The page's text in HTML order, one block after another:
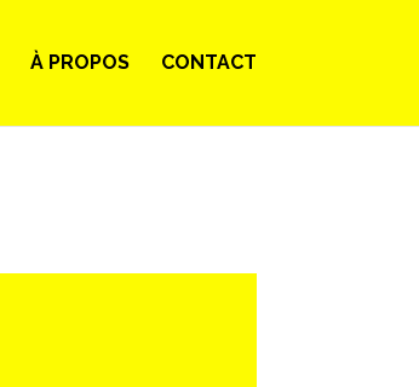
À PROPOS CONTACT